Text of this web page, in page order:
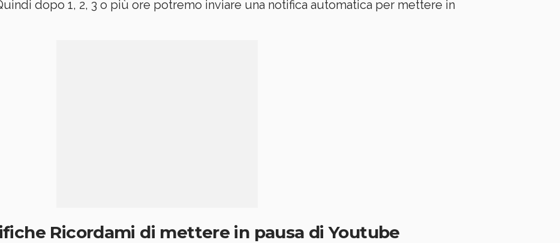
dopo 1, 2, 3 o più ore potremo inviare una notifica automatica per mettere in
Ricordami di mettere in pausa di Youtube